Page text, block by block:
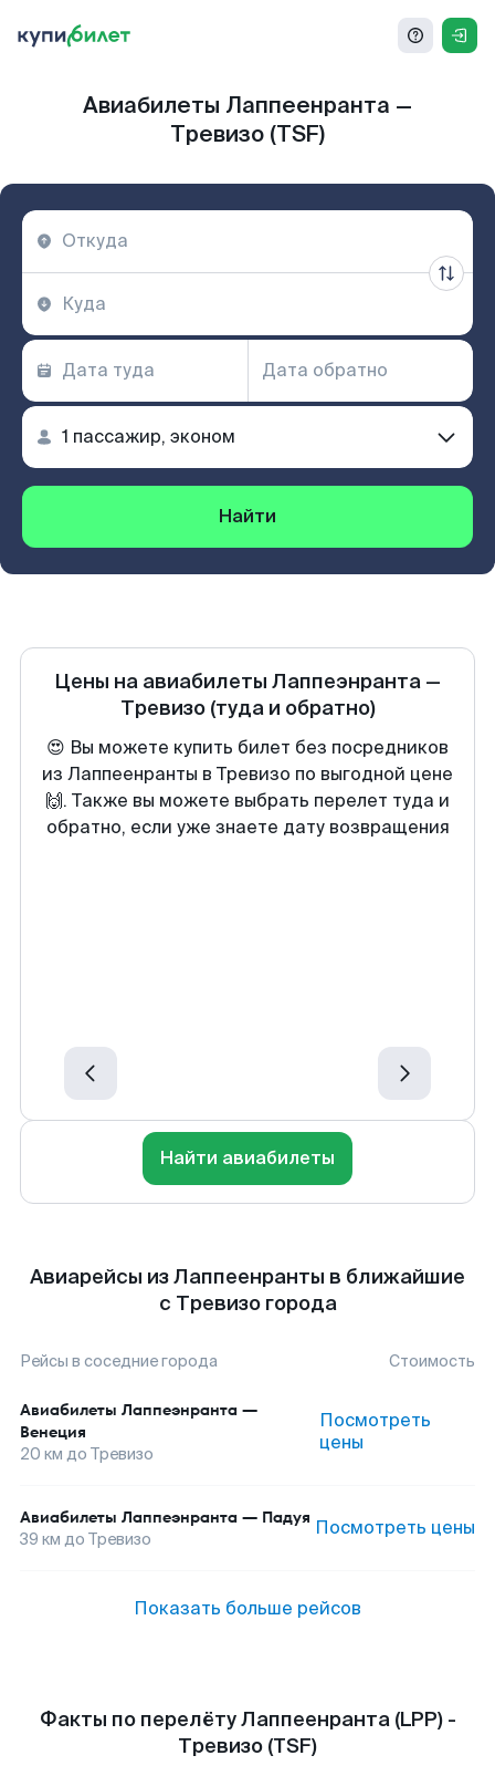
Авиабилеты Лаппеенранта —
Тревизо (TSF)
Найти
Цены на авиабилеты Лаппеэнранта —
Тревизо (туда и обратно)
😍 Вы можете купить билет без посредников
из Лаппеенранты в Тревизо по выгодной цене
🙌. Также вы можете выбрать перелет туда и
обратно, если уже знаете дату возвращения
Найти авиабилеты
Авиарейсы из Лаппеенранты в ближайшие
с Тревизо города
Рейсы в соседние города Стоимость
Авиабилеты Лаппеэнранта —
Венеция
20 км до Тревизо
Посмотреть
цены
Авиабилеты Лаппеэнранта — Падуя
39 км до Тревизо Посмотреть цены
Показать больше рейсов
Факты по перелёту Лаппеенранта (LPP) -
Тревизо (TSF)